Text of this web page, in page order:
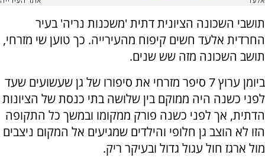
תושבי השכונה הציונית דתית 'משכנות נריה' בעיר
החרדית אלעד חשים קיפוח מהעירייה. כך טוען שי מזרחי,
תושב השכונה מזה שש שנים.
ביומן ערוץ 7 סיפר מזרחי את סיפורו של גן שעשועים שעד
לפני כשנה היה ממוקם בין שלושה בתי כנסת של הציונות
הדתית, אך לפני כשנה פורק ממקומו ובמשך כל התקופה
הזו לא הוצב גן חלופי והילדים שמגיעים אל המקום ניצבים
מול ארגז חול עגול גדול ובעיקר ריק.